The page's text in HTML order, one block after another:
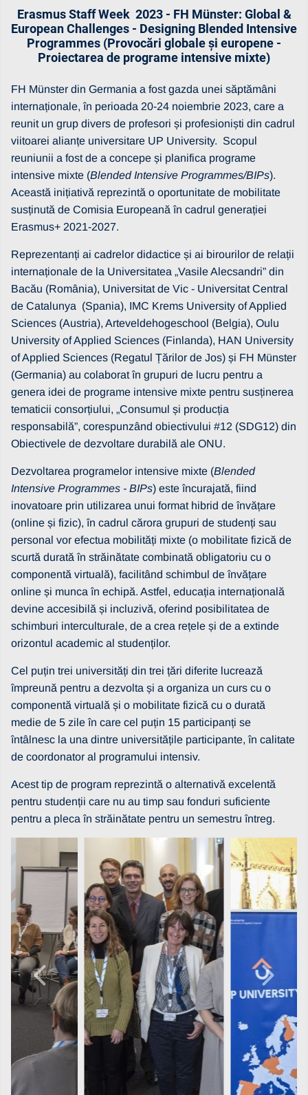
Erasmus Staff Week 2023 - FH Münster: Global &
European Challenges - Designing Blended Intensive
Programmes (Provocări globale și europene -
Proiectarea de programe intensive mixte)
FH Münster din Germania a fost gazda unei săptămâni
internaționale, în perioada 20-24 noiembrie 2023, care a
reunit un grup divers de profesori și profesioniști din cadrul
viitoarei alianțe universitare UP University. Scopul
reuniunii a fost de a concepe și planifica programe
intensive mixte (Blended Intensive Programmes/BIPs).
Această inițiativă reprezintă o oportunitate de mobilitate
susținută de Comisia Europeană în cadrul generației
Erasmus+ 2021-2027.
Reprezentanți ai cadrelor didactice și ai birourilor de relații
internaționale de la Universitatea „Vasile Alecsandri” din
Bacău (România), Universitat de Vic - Universitat Central
de Catalunya (Spania), IMC Krems University of Applied
Sciences (Austria), Arteveldehogeschool (Belgia), Oulu
University of Applied Sciences (Finlanda), HAN University
of Applied Sciences (Regatul Țărilor de Jos) și FH Münster
(Germania) au colaborat în grupuri de lucru pentru a
genera idei de programe intensive mixte pentru susținerea
tematicii consorțiului, „Consumul și producția
responsabilă”, corespunzând obiectivului #12 (SDG12) din
Obiectivele de dezvoltare durabilă ale ONU.
Dezvoltarea programelor intensive mixte (Blended
Intensive Programmes - BIPs) este încurajată, fiind
inovatoare prin utilizarea unui format hibrid de învățare
(online și fizic), în cadrul cărora grupuri de studenți sau
personal vor efectua mobilități mixte (o mobilitate fizică de
scurtă durată în străinătate combinată obligatoriu cu o
componentă virtuală), facilitând schimbul de învățare
online și munca în echipă. Astfel, educația internațională
devine accesibilă și incluzivă, oferind posibilitatea de
schimburi interculturale, de a crea rețele și de a extinde
orizontul academic al studenților.
Cel puțin trei universități din trei țări diferite lucrează
împreună pentru a dezvolta și a organiza un curs cu o
componentă virtuală și o mobilitate fizică cu o durată
medie de 5 zile în care cel puțin 15 participanți se
întâlnesc la una dintre universitățile participante, în calitate
de coordonator al programului intensiv.
Acest tip de program reprezintă o alternativă excelentă
pentru studenții care nu au timp sau fonduri suficiente
pentru a pleca în străinătate pentru un semestru întreg.